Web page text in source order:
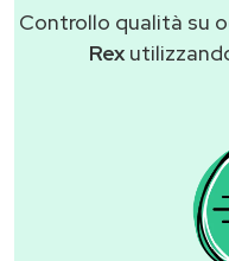
Controllo qualità su
Rex